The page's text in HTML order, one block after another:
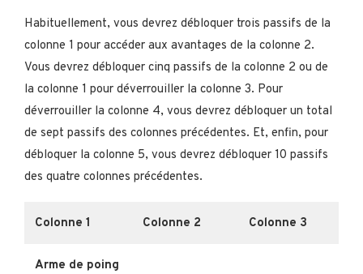
Habituellement, vous devrez débloquer trois passifs de la
colonne 1 pour accéder aux avantages de la colonne 2.
Vous devrez débloquer cinq passifs de la colonne 2 ou de
la colonne 1 pour déverrouiller la colonne 3. Pour
déverrouiller la colonne 4, vous devrez débloquer un total
de sept passifs des colonnes précédentes. Et, enfin, pour
débloquer la colonne 5, vous devrez débloquer 10 passifs
des quatre colonnes précédentes.
Colonne 1 Colonne 2 Colonne 3
Arme de poing